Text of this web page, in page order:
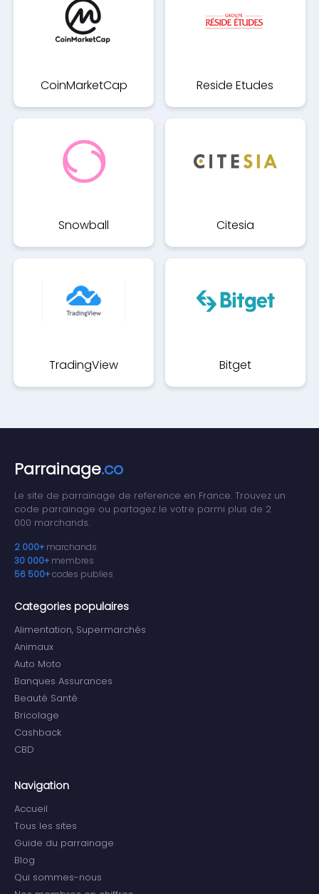
CoinMarketCap Reside Etudes
Snowball Citesia
TradingView Bitget
Parrainage.co
Le site de parrainage de reference en France. Trouvez un
code parrainage ou partagez le votre parmi plus de 2
000 marchands.
2 000+ marchands
30 000+ membres
56 500+codes publies
Categories populaires
Alimentation, Supermarchés
Animaux
Auto Moto
Banques Assurances
Beauté Santé
Bricolage
Cashback
CBD
Navigation
Accueil
Tous les sites
Guide du parrainage
Blog
Qui sommes-nous